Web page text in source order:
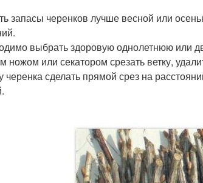
запасы черенков лучше весной или
выбрать здоровую однолетнюю или
ножом или секатором срезать ветку,
черенка сделать прямой срез на